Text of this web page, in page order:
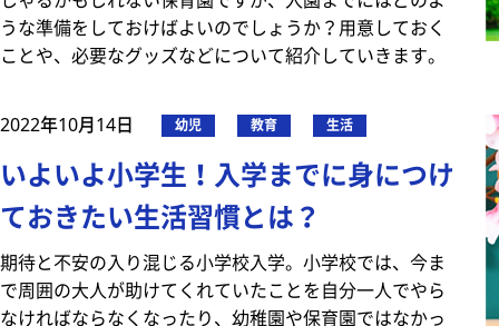
うな準備をしておけばよいのでしょうか？用意しておく
ことや、必要なグッズなどについて紹介していきます。
2022年10月14日 幼児 教育 生活
いよいよ小学生！入学までに身につけ
ておきたい生活習慣とは？
期待と不安の入り混じる小学校入学。小学校では、今ま
で周囲の大人が助けてくれていたことを自分一人でやら
なければならなくなったり、幼稚園や保育園ではなかっ